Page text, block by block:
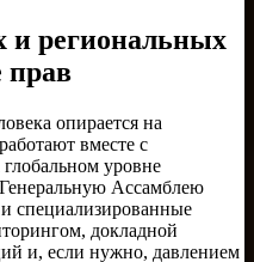
и региональных
прав
опирается на
вместе с
уровне
Ассамблею
специализированные
докладной
и, если нужно, давлением